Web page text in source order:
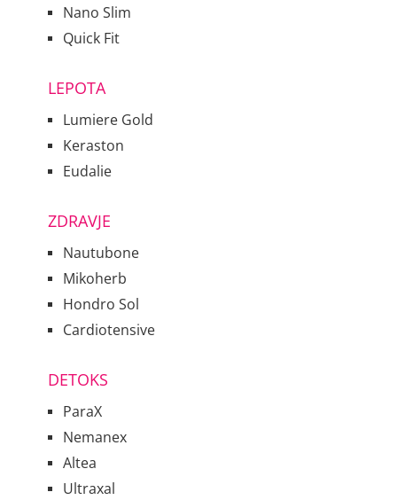
Nano Slim
Quick Fit
LEPOTA
Lumiere Gold
Keraston
Eudalie
ZDRAVJE
Nautubone
Mikoherb
Hondro Sol
Cardiotensive
DETOKS
ParaX
Nemanex
Altea
Ultraxal